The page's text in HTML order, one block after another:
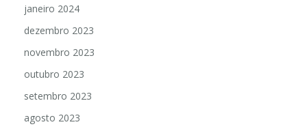
janeiro 2024
dezembro 2023
novembro 2023
outubro 2023
setembro 2023
agosto 2023